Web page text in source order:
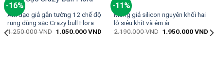
-16%
Âm đạo giả gắn tường 12 chế độ
rung dùng sạc Crazy bull Flora
1.250.000VND 1.050.000VND
-11%
Mông giả silicon nguyên khối hai
lỗ siêu khít và êm ái
2.190.000VND 1.950.000VND